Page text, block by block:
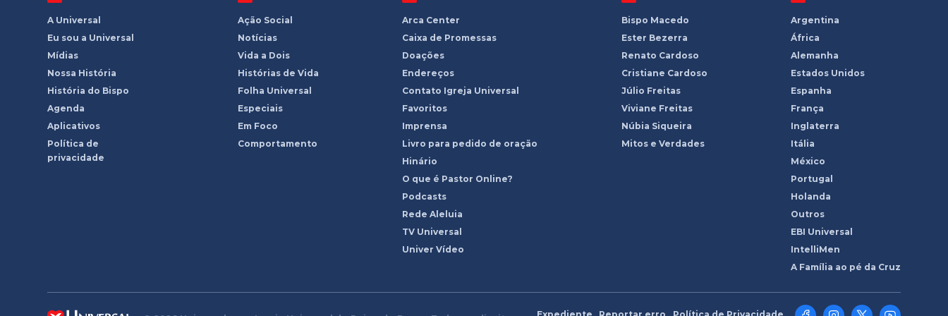
A Universal
Eu sou a Universal
Mídias
Nossa História
História do Bispo
Agenda
Aplicativos
Política de
privacidade
Ação Social
Notícias
Vida a Dois
Histórias de Vida
Folha Universal
Especiais
Em Foco
Comportamento
Arca Center
Caixa de Promessas
Doações
Endereços
Contato Igreja Universal
Favoritos
Imprensa
Livro para pedido de oração
Hinário
O que é Pastor Online?
Podcasts
Rede Aleluia
TV Universal
Univer Vídeo
Bispo Macedo
Ester Bezerra
Renato Cardoso
Cristiane Cardoso
Júlio Freitas
Viviane Freitas
Núbia Siqueira
Mitos e Verdades
Argentina
África
Alemanha
Estados Unidos
Espanha
França
Inglaterra
Itália
México
Portugal
Holanda
Outros
EBI Universal
IntelliMen
A Família ao pé da Cruz